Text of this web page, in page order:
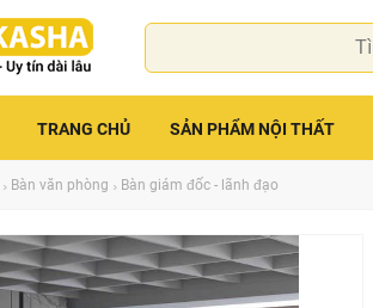
TRANG CHỦ SẢN PHẨM NỘI THẤT
Bàn văn phòng Bàn giám đốc - lãnh đạo